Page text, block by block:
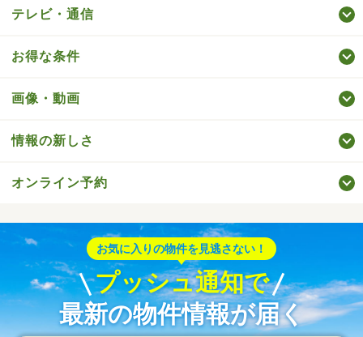
テレビ・通信
お得な条件
画像・動画
情報の新しさ
オンライン予約
お気に入りの物件を見逃さない！
プッシュ通知で
最新の物件情報が届く